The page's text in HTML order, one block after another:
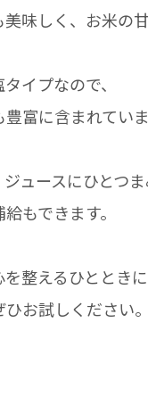
味しく、お米の
イプなので、
富に含まれていま
ュースにひとつま
もできます。
整えるひとときに
お試しください。